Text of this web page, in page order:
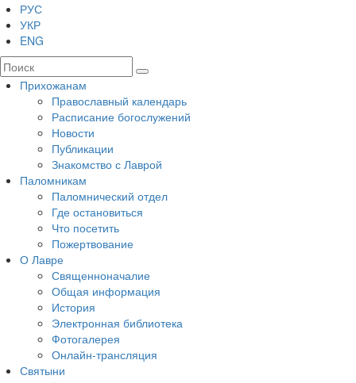
РУС
УКР
ENG
Прихожанам
Православный календарь
Расписание богослужений
Новости
Публикации
Знакомство с Лаврой
Паломникам
Паломнический отдел
Где остановиться
Что посетить
Пожертвование
О Лавре
Священноначалие
Общая информация
История
Электронная библиотека
Фотогалерея
Онлайн-трансляция
Святыни